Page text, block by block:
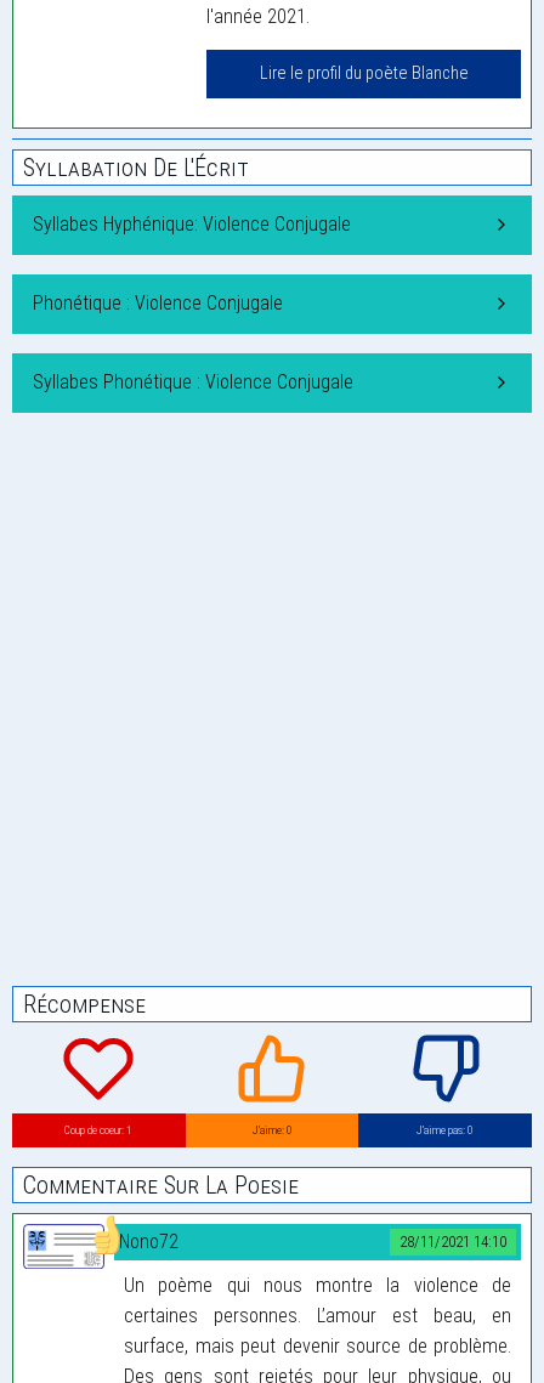
l'année 2021.
Lire le profil du poète Blanche
Syllabation De L'Écrit
Syllabes Hyphénique: Violence Conjugale
Phonétique : Violence Conjugale
Syllabes Phonétique : Violence Conjugale
Récompense
Coup de coeur: 1 J’aime: 0 J’aime pas: 0
Commentaire Sur La Poesie
28/11/2021 14:10
Nono72
Un poème qui nous montre la violence de
certaines personnes. L’amour est beau, en
surface, mais peut devenir source de problème.
Des gens sont rejetés pour leur physique, ou